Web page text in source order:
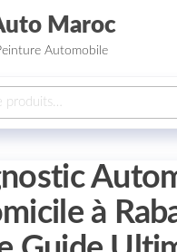
Maroc
Automobile
:
à